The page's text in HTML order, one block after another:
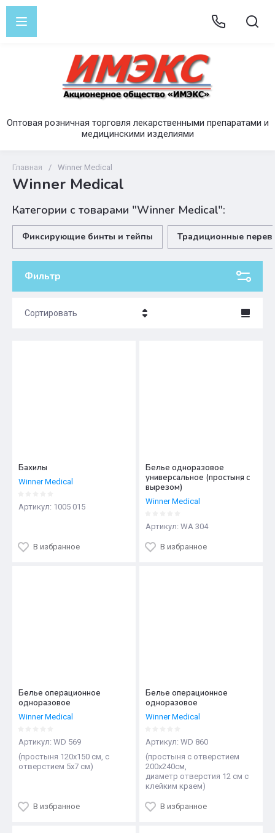
Оптовая розничная торговля лекарственными препаратами и
медицинскими изделиями
Главная / Winner Medical
Winner Medical
Категории с товарами "Winner Medical":
Фиксирующие бинты и тейпы Традиционные
Фильтр
Сортировать
Бахилы
Winner Medical
Артикул: 1005 015
В избранное
Белье одноразовое
универсальное (простыня с
вырезом)
Winner Medical
Артикул: WA 304
В избранное
Белье операционное
одноразовое
Winner Medical
Артикул: WD 569
(простыня 120х150 см, с
отверстием 5х7 см)
В избранное
Белье операционное
одноразовое
Winner Medical
Артикул: WD 860
(простыня с отверстием
200х240см,
диаметр отверстия 12 см с
клейким краем)
В избранное